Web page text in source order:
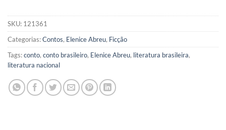
SKU: 121361
Categorias:Contos, Elenice Abreu, Ficção
Tags:conto, conto brasileiro, Elenice Abreu, literatura brasileira,
literatura nacional